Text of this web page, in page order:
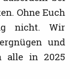
Ohne Euch
nicht. Wir
und
alle in 2025